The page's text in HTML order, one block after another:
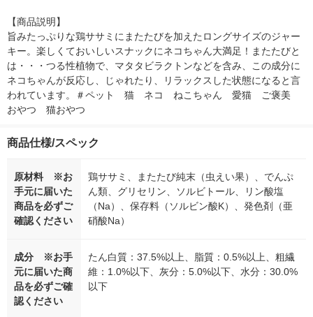
【商品説明】
旨みたっぷりな鶏ササミにまたたびを加えたロングサイズのジャー
キー。楽しくておいしいスナックにネコちゃん大満足！またたびと
は・・・つる性植物で、マタタビラクトンなどを含み、この成分に
ネコちゃんが反応し、じゃれたり、リラックスした状態になると言
われています。＃ペット　猫　ネコ　ねこちゃん　愛猫　ご褒美
おやつ　猫おやつ
商品仕様/スペック
原材料 ※お
手元に届いた
商品を必ずご
確認ください
鶏ササミ、またたび純末（虫えい果）、でんぷ
ん類、グリセリン、ソルビトール、リン酸塩
（Na）、保存料（ソルビン酸K）、発色剤（亜
硝酸Na）
成分 ※お手
元に届いた商
品を必ずご確
認ください
たん白質：37.5%以上、脂質：0.5%以上、粗繊
維：1.0%以下、灰分：5.0%以下、水分：30.0%
以下